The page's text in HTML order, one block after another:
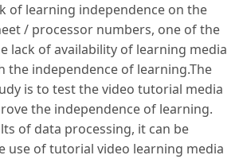
of learning independence on the
/ processor numbers, one of the
lack of availability of learning media
the independence of learning.The
is to test the video tutorial media
the independence of learning.
of data processing, it can be
use of tutorial video learning media